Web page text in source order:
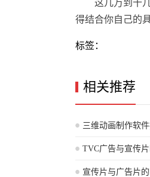
这几万到十
得结合你自己的
标签：
相关推荐
三维动画制作软
TVC广告与宣传
宣传片与广告片